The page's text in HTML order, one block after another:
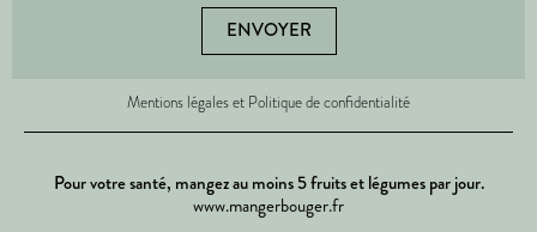
ENVOYER
Mentions légales et Politique de confidentialité
Pour votre santé, mangez au moins 5 fruits et légumes par jour.
www.mangerbouger.fr